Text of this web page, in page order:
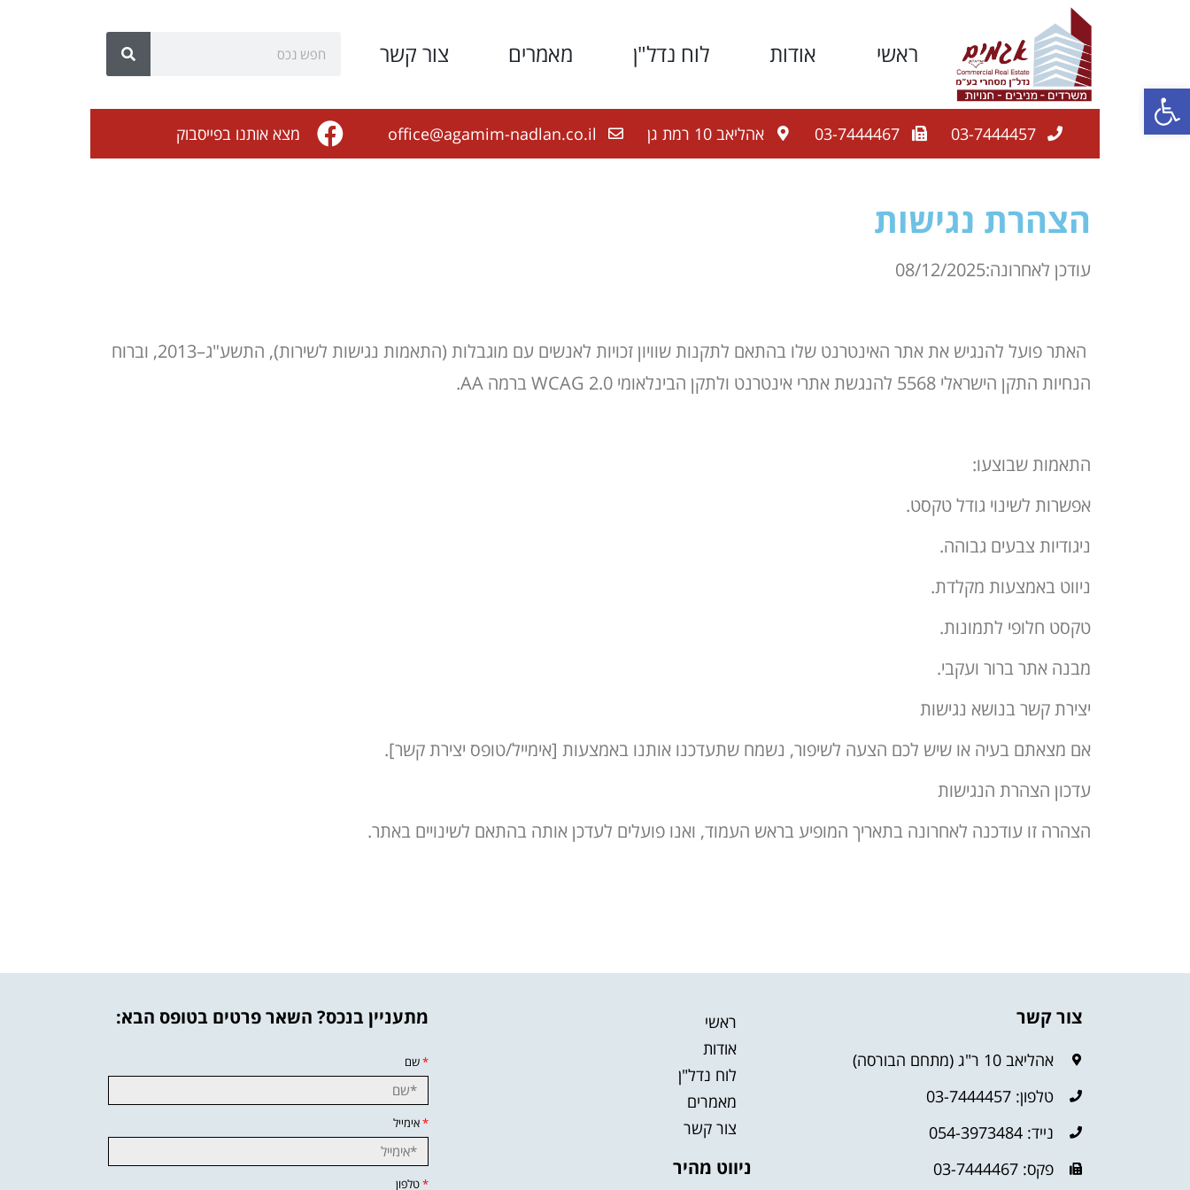
ראשי אודות לוח נדל"ן מאמרים צור קשר
03-7444457
03-7444467 אהליאב 10 רמת גן office@agamim-nadlan.co.il מצא אותנו בפייסבוק
הצהרת נגישות
עודכן לאחרונה:08/12/2025
האתר פועל להנגיש את אתר האינטרנט שלו בהתאם לתקנות שוויון זכויות לאנשים עם מוגבלות (התאמות נגישות לשירות), התשע"ג–2013, וברוח
הנחיות התקן הישראלי 5568 להנגשת אתרי אינטרנט ולתקן הבינלאומי WCAG 2.0 ברמה AA.
התאמות שבוצעו:
אפשרות לשינוי גודל טקסט.
ניגודיות צבעים גבוהה.
ניווט באמצעות מקלדת.
טקסט חלופי לתמונות.
מבנה אתר ברור ועקבי.
יצירת קשר בנושא נגישות
אם מצאתם בעיה או שיש לכם הצעה לשיפור, נשמח שתעדכנו אותנו באמצעות [אימייל/טופס יצירת קשר].
עדכון הצהרת הנגישות
הצהרה זו עודכנה לאחרונה בתאריך המופיע בראש העמוד, ואנו פועלים לעדכן אותה בהתאם לשינויים באתר.
צור קשר
אהליאב 10 ר"ג (מתחם הבורסה)
טלפון: 03-7444457
נייד: 054-3973484
פקס: 03-7444467
ראשי
אודות
לוח נדל"ן
מאמרים
צור קשר
ניווט מהיר
מתעניין בנכס? השאר פרטים בטופס הבא:
*שם
*אימייל
*טלפון
פתח סרגל נגישות